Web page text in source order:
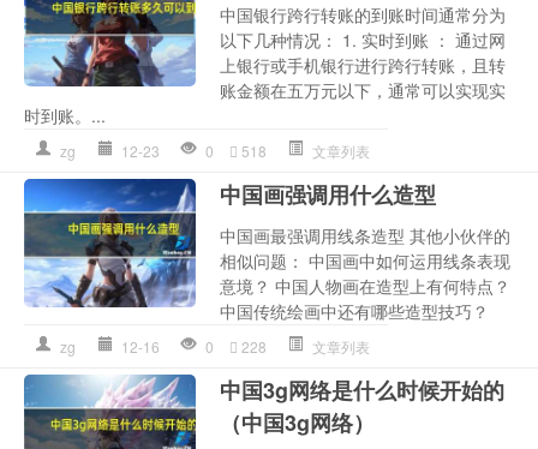
中国银行跨行转账的到账时间通常分为
以下几种情况： 1. 实时到账 ： 通过网
上银行或手机银行进行跨行转账，且转
账金额在五万元以下，通常可以实现实
时到账。...
zg 12-23 0 518 文章列表
中国画强调用什么造型
中国画最强调用线条造型 其他小伙伴的
相似问题： 中国画中如何运用线条表现
意境？ 中国人物画在造型上有何特点？
中国传统绘画中还有哪些造型技巧？
zg 12-16 0 228 文章列表
中国3g网络是什么时候开始的
（中国3g网络）